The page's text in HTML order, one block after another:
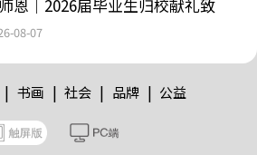
恩｜2026届毕业生归校献礼致
08-07
| 书画 | 社会 | 品牌 | 公益